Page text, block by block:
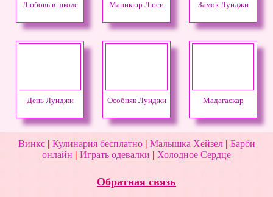
Любовь в школе Маникюр Люси Замок Луиджи
День Луиджи Особняк Луиджи Мадагаскар
Винкс| Кулинария бесплатно| Малышка Хейзел| Барби
онлайн | Играть одевалки | Холодное Сердце
Обратная связь